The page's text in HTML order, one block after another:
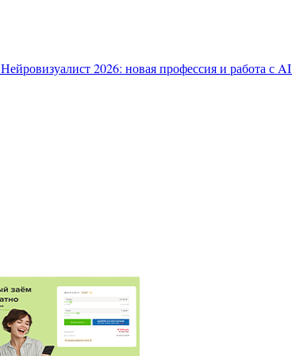
Нейровизуалист 2026: новая профессия и работа с AI